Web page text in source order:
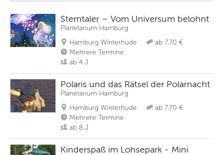
Sterntaler – Vom Universum belohnt
Planetarium Hamburg
Hamburg Winterhude
ab 7,70 €
Mehrere Termine
ab 4 J
Polaris und das Rätsel der Polarnacht
Planetarium Hamburg
Hamburg Winterhude
ab 7,70 €
Mehrere Termine
ab 8 J
Kinderspaß im Lohsepark - Mini